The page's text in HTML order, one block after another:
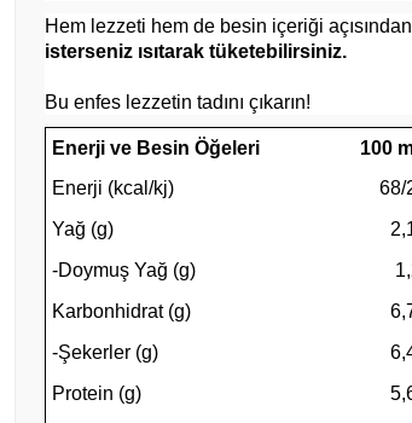
Hem lezzeti hem de besin içeriği
isterseniz ısıtarak tüketebilirsiniz.
Bu enfes lezzetin tadını çıkarın!
Enerji ve Besin Öğeleri
100
Enerji (kcal/kj)
68/
Yağ (g)
-Doymuş Yağ (g)
Karbonhidrat (g)
-Şekerler (g)
Protein (g)